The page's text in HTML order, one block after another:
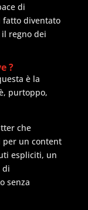
di
fatto diventato
il regno dei
?
è la
purtoppo,
che
per un content
espliciti, un
di
senza